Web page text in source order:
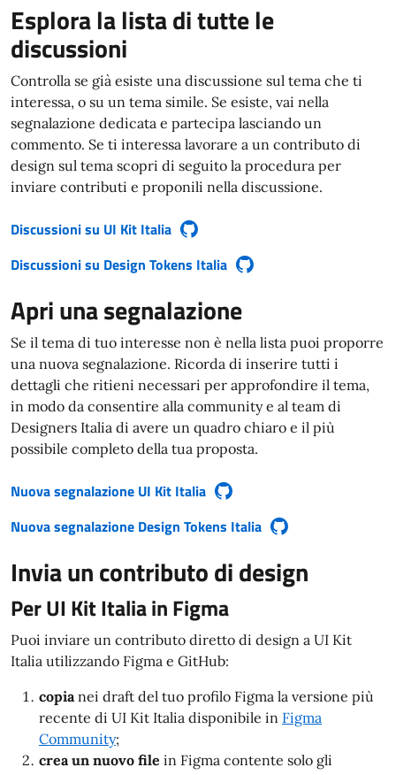
Esplora la lista di tutte le
discussioni
Controlla se già esiste una discussione sul tema che ti
interessa, o su un tema simile. Se esiste, vai nella
segnalazione dedicata e partecipa lasciando un
commento. Se ti interessa lavorare a un contributo di
design sul tema scopri di seguito la procedura per
inviare contributi e proponili nella discussione.
Discussioni su UI Kit Italia
(si apre in una nuova finestra)
Discussioni su Design Tokens Italia
(si apre in una nuova finestra)
Apri una segnalazione
Se il tema di tuo interesse non è nella lista puoi proporre
una nuova segnalazione. Ricorda di inserire tutti i
dettagli che ritieni necessari per approfondire il tema,
in modo da consentire alla community e al team di
Designers Italia di avere un quadro chiaro e il più
possibile completo della tua proposta.
Nuova segnalazione UI Kit Italia
(si apre in una nuova finestra)
Nuova segnalazione Design Tokens Italia
(si apre in una nuova finestra)
Invia un contributo di design
Per UI Kit Italia in Figma
Puoi inviare un contributo diretto di design a UI Kit
Italia utilizzando Figma e GitHub:
copianei draft del tuo profilo Figma la versione più
recente di UI Kit Italia disponibile in Figma
Community;
crea un nuovo file in Figma contente solo gli